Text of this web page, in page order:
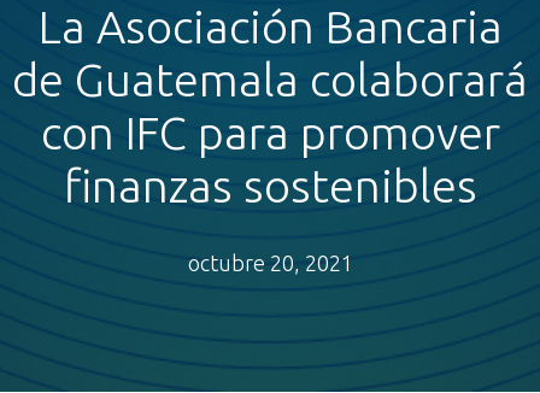
La Asociación Bancaria
de Guatemala colaborará
con IFC para promover
finanzas sostenibles
octubre 20, 2021